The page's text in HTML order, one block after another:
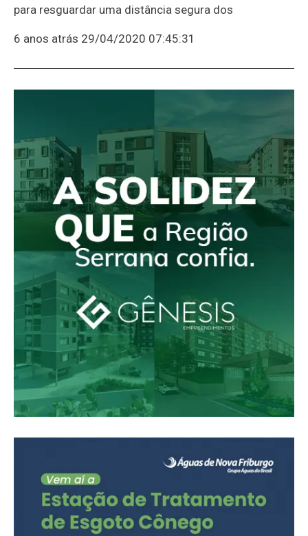
para resguardar uma distância segura dos
6 anos atrás 29/04/2020 07:45:31